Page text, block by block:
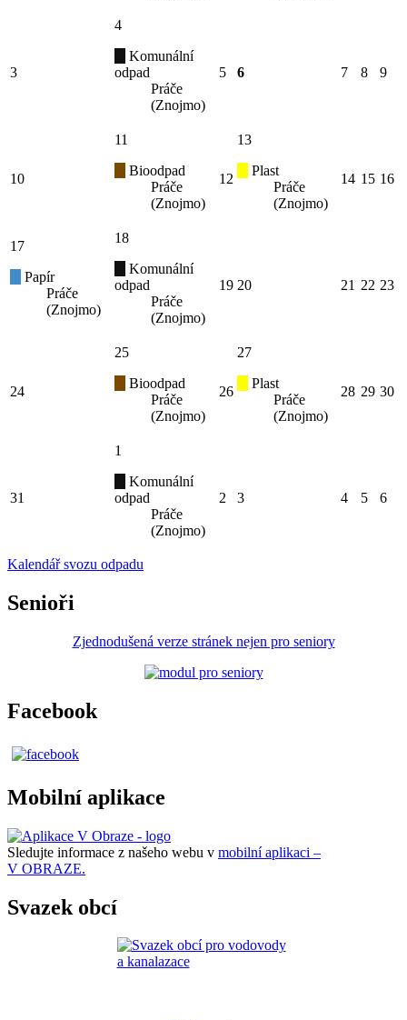
3
4
Komunální
odpad
Práče
(Znojmo)
5 6 7 8 9
10
11
Bioodpad
Práče
(Znojmo)
12
13
Plast
Práče
(Znojmo)
14 15 16
17
Papír
Práče
(Znojmo)
18
Komunální
odpad
Práče
(Znojmo)
19 20 21 22 23
24
25
Bioodpad
Práče
(Znojmo)
26
27
Plast
Práče
(Znojmo)
28 29 30
31
1
Komunální
odpad
Práče
(Znojmo)
2 3 4 5 6
Kalendář svozu odpadu
Senioři
Zjednodušená verze stránek nejen pro seniory
Facebook
Mobilní aplikace
Sledujte informace z našeho webu v mobilní aplikaci –
V OBRAZE.
Svazek obcí